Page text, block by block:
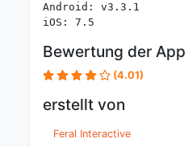
Android: v3.3.1
iOS: 7.5
Bewertung der App
(4.01)
erstellt von
Feral Interactive